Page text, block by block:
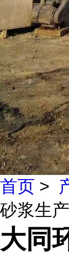
首页 >
砂浆生产
大同